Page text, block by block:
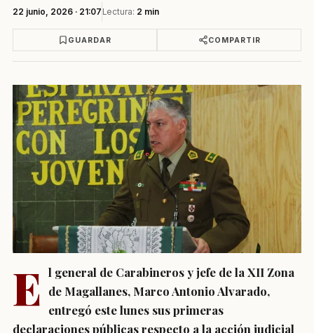
22 junio, 2026 · 21:07 Lectura: 2 min
GUARDAR COMPARTIR
E l general de Carabineros y jefe de la XII Zona
de Magallanes, Marco Antonio Alvarado,
entregó este lunes sus primeras
declaraciones públicas respecto a la acción judicial